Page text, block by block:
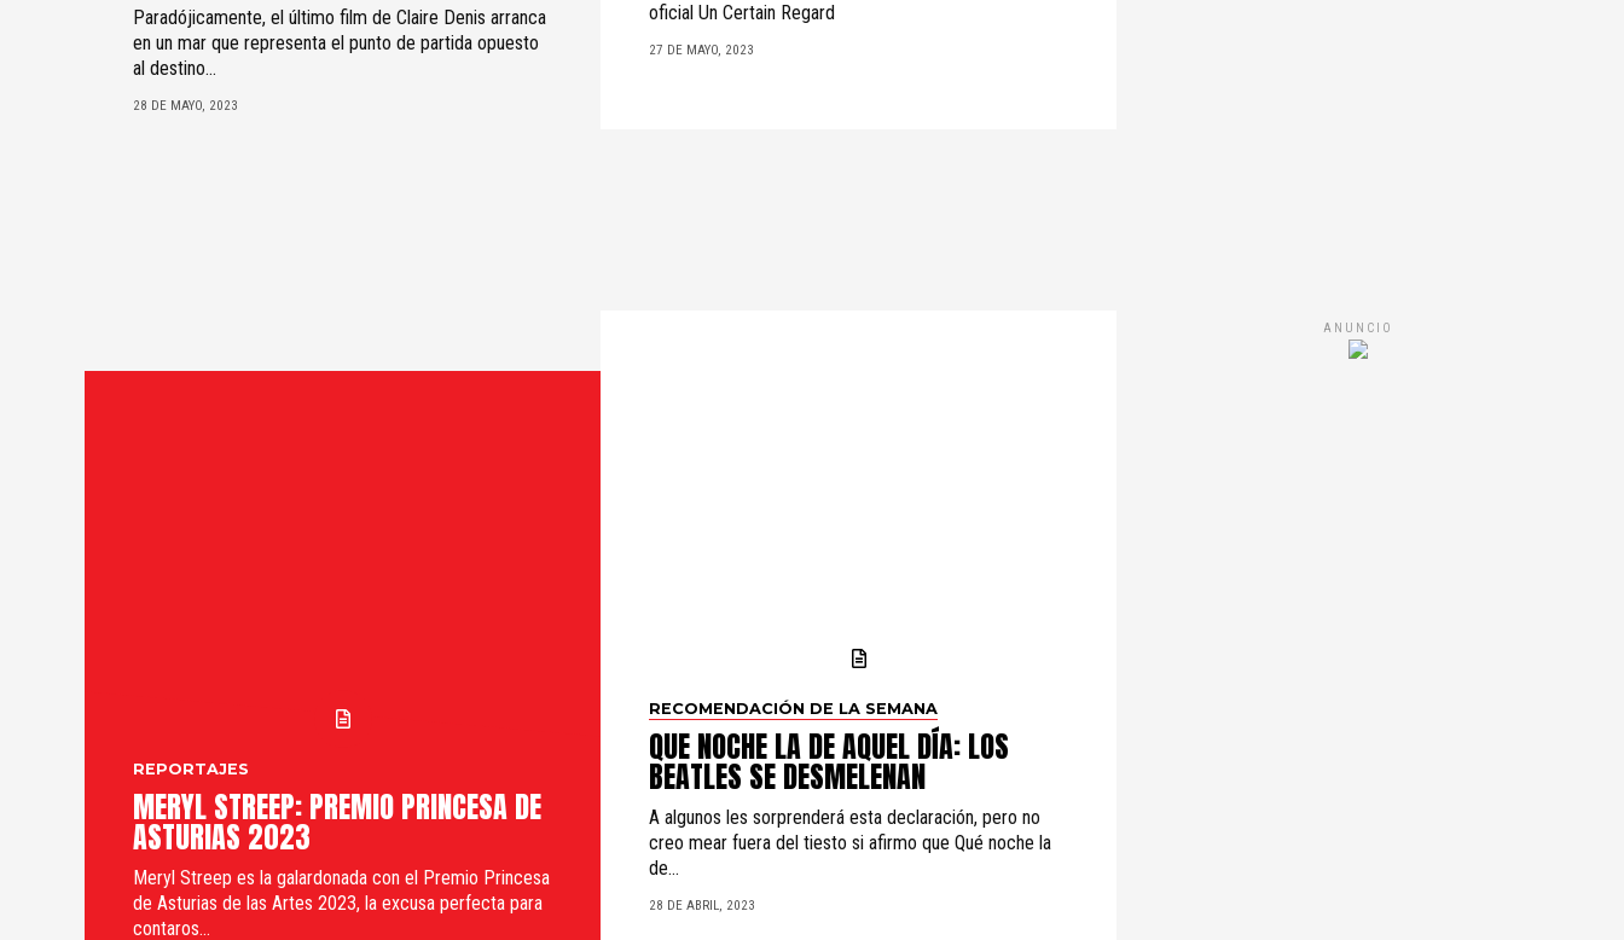
Paradójicamente, el último film de Claire Denis arranca
en un mar que representa el punto de partida opuesto
al destino...
28 DE MAYO, 2023
oficial Un Certain Regard
27 DE MAYO, 2023
REPORTAJES
MERYL STREEP: PREMIO PRINCESA DE
ASTURIAS 2023
Meryl Streep es la galardonada con el Premio Princesa
de Asturias de las Artes 2023, la excusa perfecta para
contaros...
RECOMENDACIÓN DE LA SEMANA
QUE NOCHE LA DE AQUEL DÍA: LOS
BEATLES SE DESMELENAN
A algunos les sorprenderá esta declaración, pero no
creo mear fuera del tiesto si afirmo que Qué noche la
de...
28 DE ABRIL, 2023
ANUNCIO